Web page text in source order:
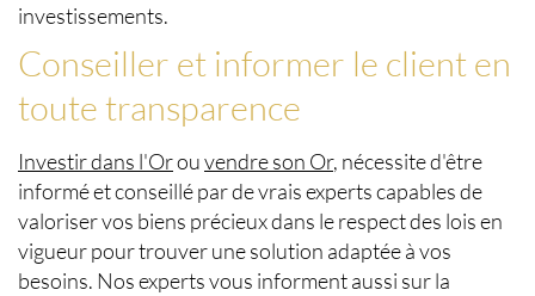
investissements.
Conseiller et informer le client en
toute transparence
Investir dans l'Orouvendre son Or, nécessite d'être
informé et conseillé par de vrais experts capables de
valoriser vos biens précieux dans le respect des lois en
vigueur pour trouver une solution adaptée à vos
besoins. Nos experts vous informent aussi sur la